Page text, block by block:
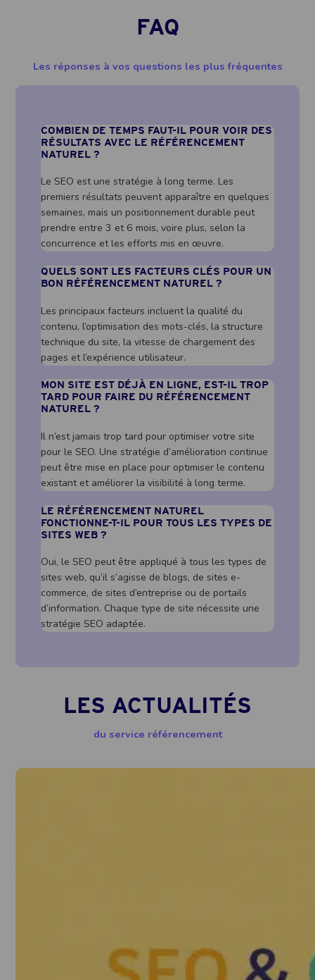
FAQ
Les réponses à vos questions les plus fréquentes
COMBIEN DE TEMPS FAUT-IL POUR VOIR DES
RÉSULTATS AVEC LE RÉFÉRENCEMENT
NATUREL ?
Le SEO est une stratégie à long terme. Les
premiers résultats peuvent apparaître en quelques
semaines, mais un positionnement durable peut
prendre entre 3 et 6 mois, voire plus, selon la
concurrence et les efforts mis en œuvre.
QUELS SONT LES FACTEURS CLÉS POUR UN
BON RÉFÉRENCEMENT NATUREL ?
Les principaux facteurs incluent la qualité du
contenu, l’optimisation des mots-clés, la structure
technique du site, la vitesse de chargement des
pages et l’expérience utilisateur.
MON SITE EST DÉJÀ EN LIGNE, EST-IL TROP
TARD POUR FAIRE DU RÉFÉRENCEMENT
NATUREL ?
Il n’est jamais trop tard pour optimiser votre site
pour le SEO. Une stratégie d’amélioration continue
peut être mise en place pour optimiser le contenu
existant et améliorer la visibilité à long terme.
LE RÉFÉRENCEMENT NATUREL
FONCTIONNE-T-IL POUR TOUS LES TYPES DE
SITES WEB ?
Oui, le SEO peut être appliqué à tous les types de
sites web, qu’il s’agisse de blogs, de sites e-
commerce, de sites d’entreprise ou de portails
d’information. Chaque type de site nécessite une
stratégie SEO adaptée.
LES ACTUALITÉS
du service référencement